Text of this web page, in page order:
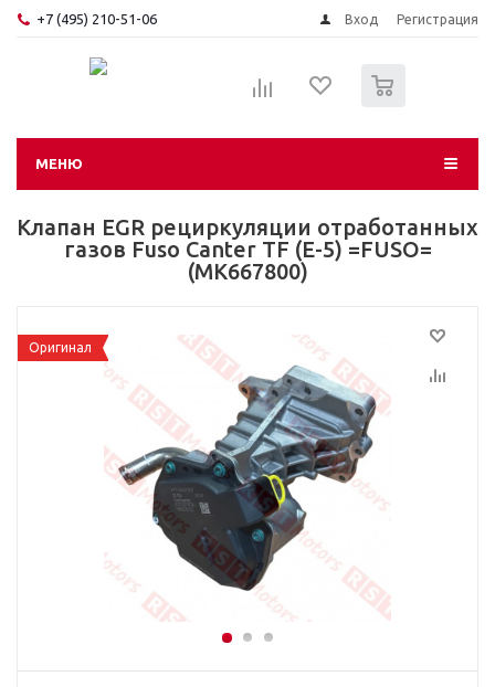
+7 (495) 210-51-06 Вход Регистрация
МЕНЮ
Клапан EGR рециркуляции отработанных
газов Fuso Canter TF (E-5) =FUSO=
(MK667800)
Оригинал